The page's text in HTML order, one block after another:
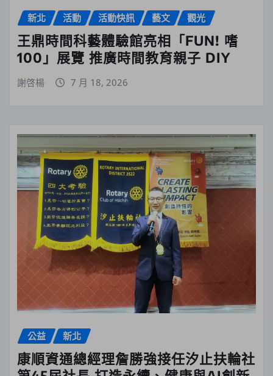
新北 活動 活動快訊 藝文 觀光
王鼎時間科藝體驗館亮相「FUN! 嗜
100」展覽 推廣時間教育親子 DIY
謝啓楊 7 月 18, 2026
公益 新北
康順資通總經理詹勝強接任汐止扶輪社